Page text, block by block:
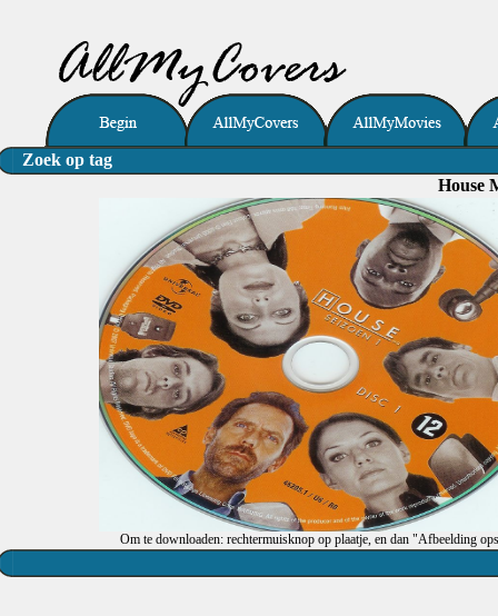
Zoek op tag
House
Om te downloaden: rechtermuisknop op plaatje, en dan "Afbeelding